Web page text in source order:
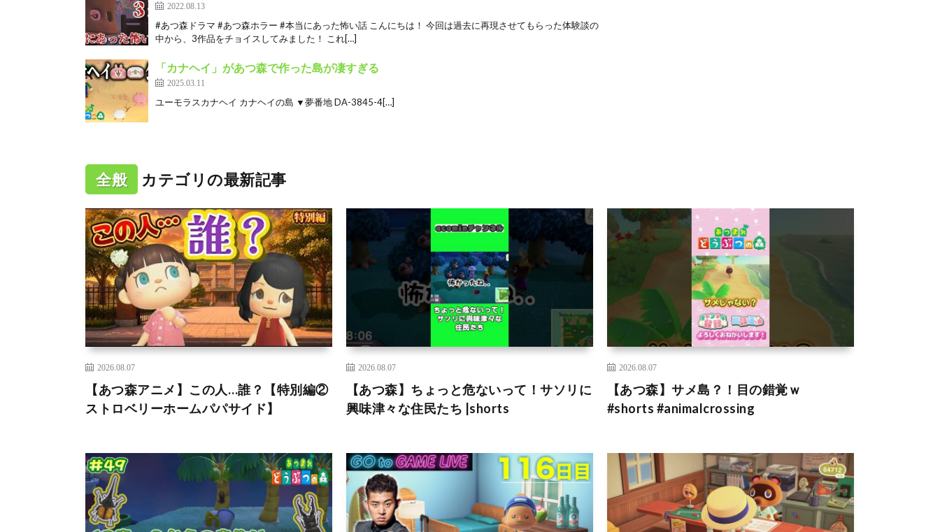
2022.08.13
#あつ森ドラマ #あつ森ホラー #本当にあった怖い話 こんにちは！ 今回は過去に再現させてもらった体験談の
中から、3作品をチョイスしてみました！ これ[…]
「カナヘイ」があつ森で作った島が凄すぎる
2025.03.11
ユーモラスカナヘイ カナヘイの島 ▼夢番地 DA-3845-4[…]
全般 カテゴリの最新記事
2026.08.07
【あつ森アニメ】この人…誰？【特別編②
ストロベリーホームパパサイド】
2026.08.07
【あつ森】ちょっと危ないって！サソリに
興味津々な住民たち |shorts
2026.08.07
【あつ森】サメ島？！目の錯覚ｗ
#shorts #animalcrossing